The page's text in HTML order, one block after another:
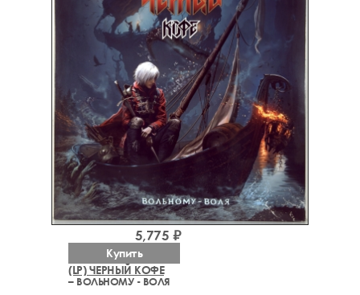
(LP) ЧЕРНЫЙ КОФЕ
– ВОЛЬНОМУ - ВОЛЯ
5,775 ₽
Купить